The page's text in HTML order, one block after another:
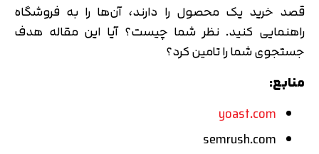
قصد خرید یک محصول را دارند، آن‌ها را به فروشگاه
راهنمایی کنید. نظر شما چیست؟ آیا این مقاله هدف
جستجوی شما را تامین کرد؟
منابع:
yoast.com
semrush.com